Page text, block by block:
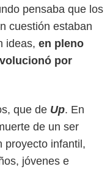
pensaba que los
cuestión estaban
ideas, en pleno
por
que de Up. En
de un ser
proyecto infantil,
jóvenes e